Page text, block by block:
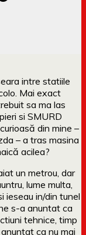
intre statiile
Mai exact
sa ma las
si SMURD
din mine –
– a tras masina
acilea?
un metrou, dar
lume multa,
ieseau in/din tunel
s-a anuntat ca
tehnice, timp
ca nu mai